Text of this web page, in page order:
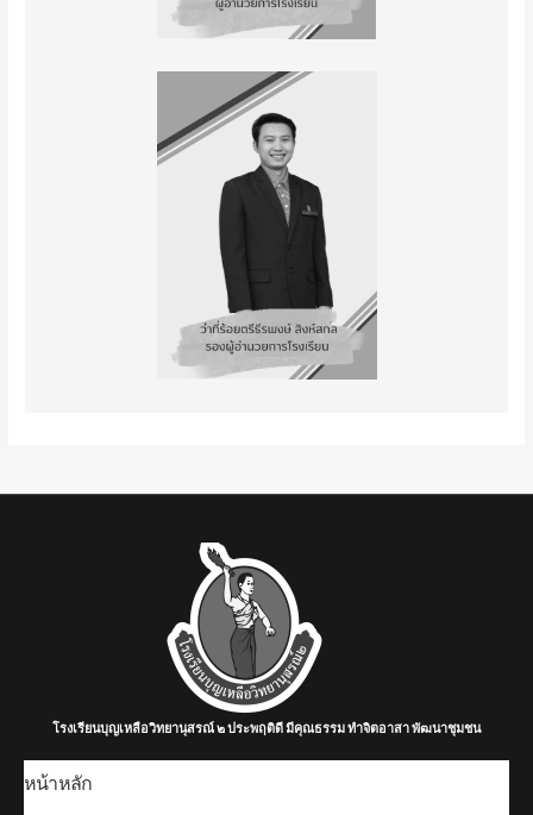
โรงเรียนบุญเหลือวิทยานุสรณ์ ๒ ประพฤติดี มีคุณธรรม ทำจิตอาสา พัฒนาชุมชน
หน้าหลัก